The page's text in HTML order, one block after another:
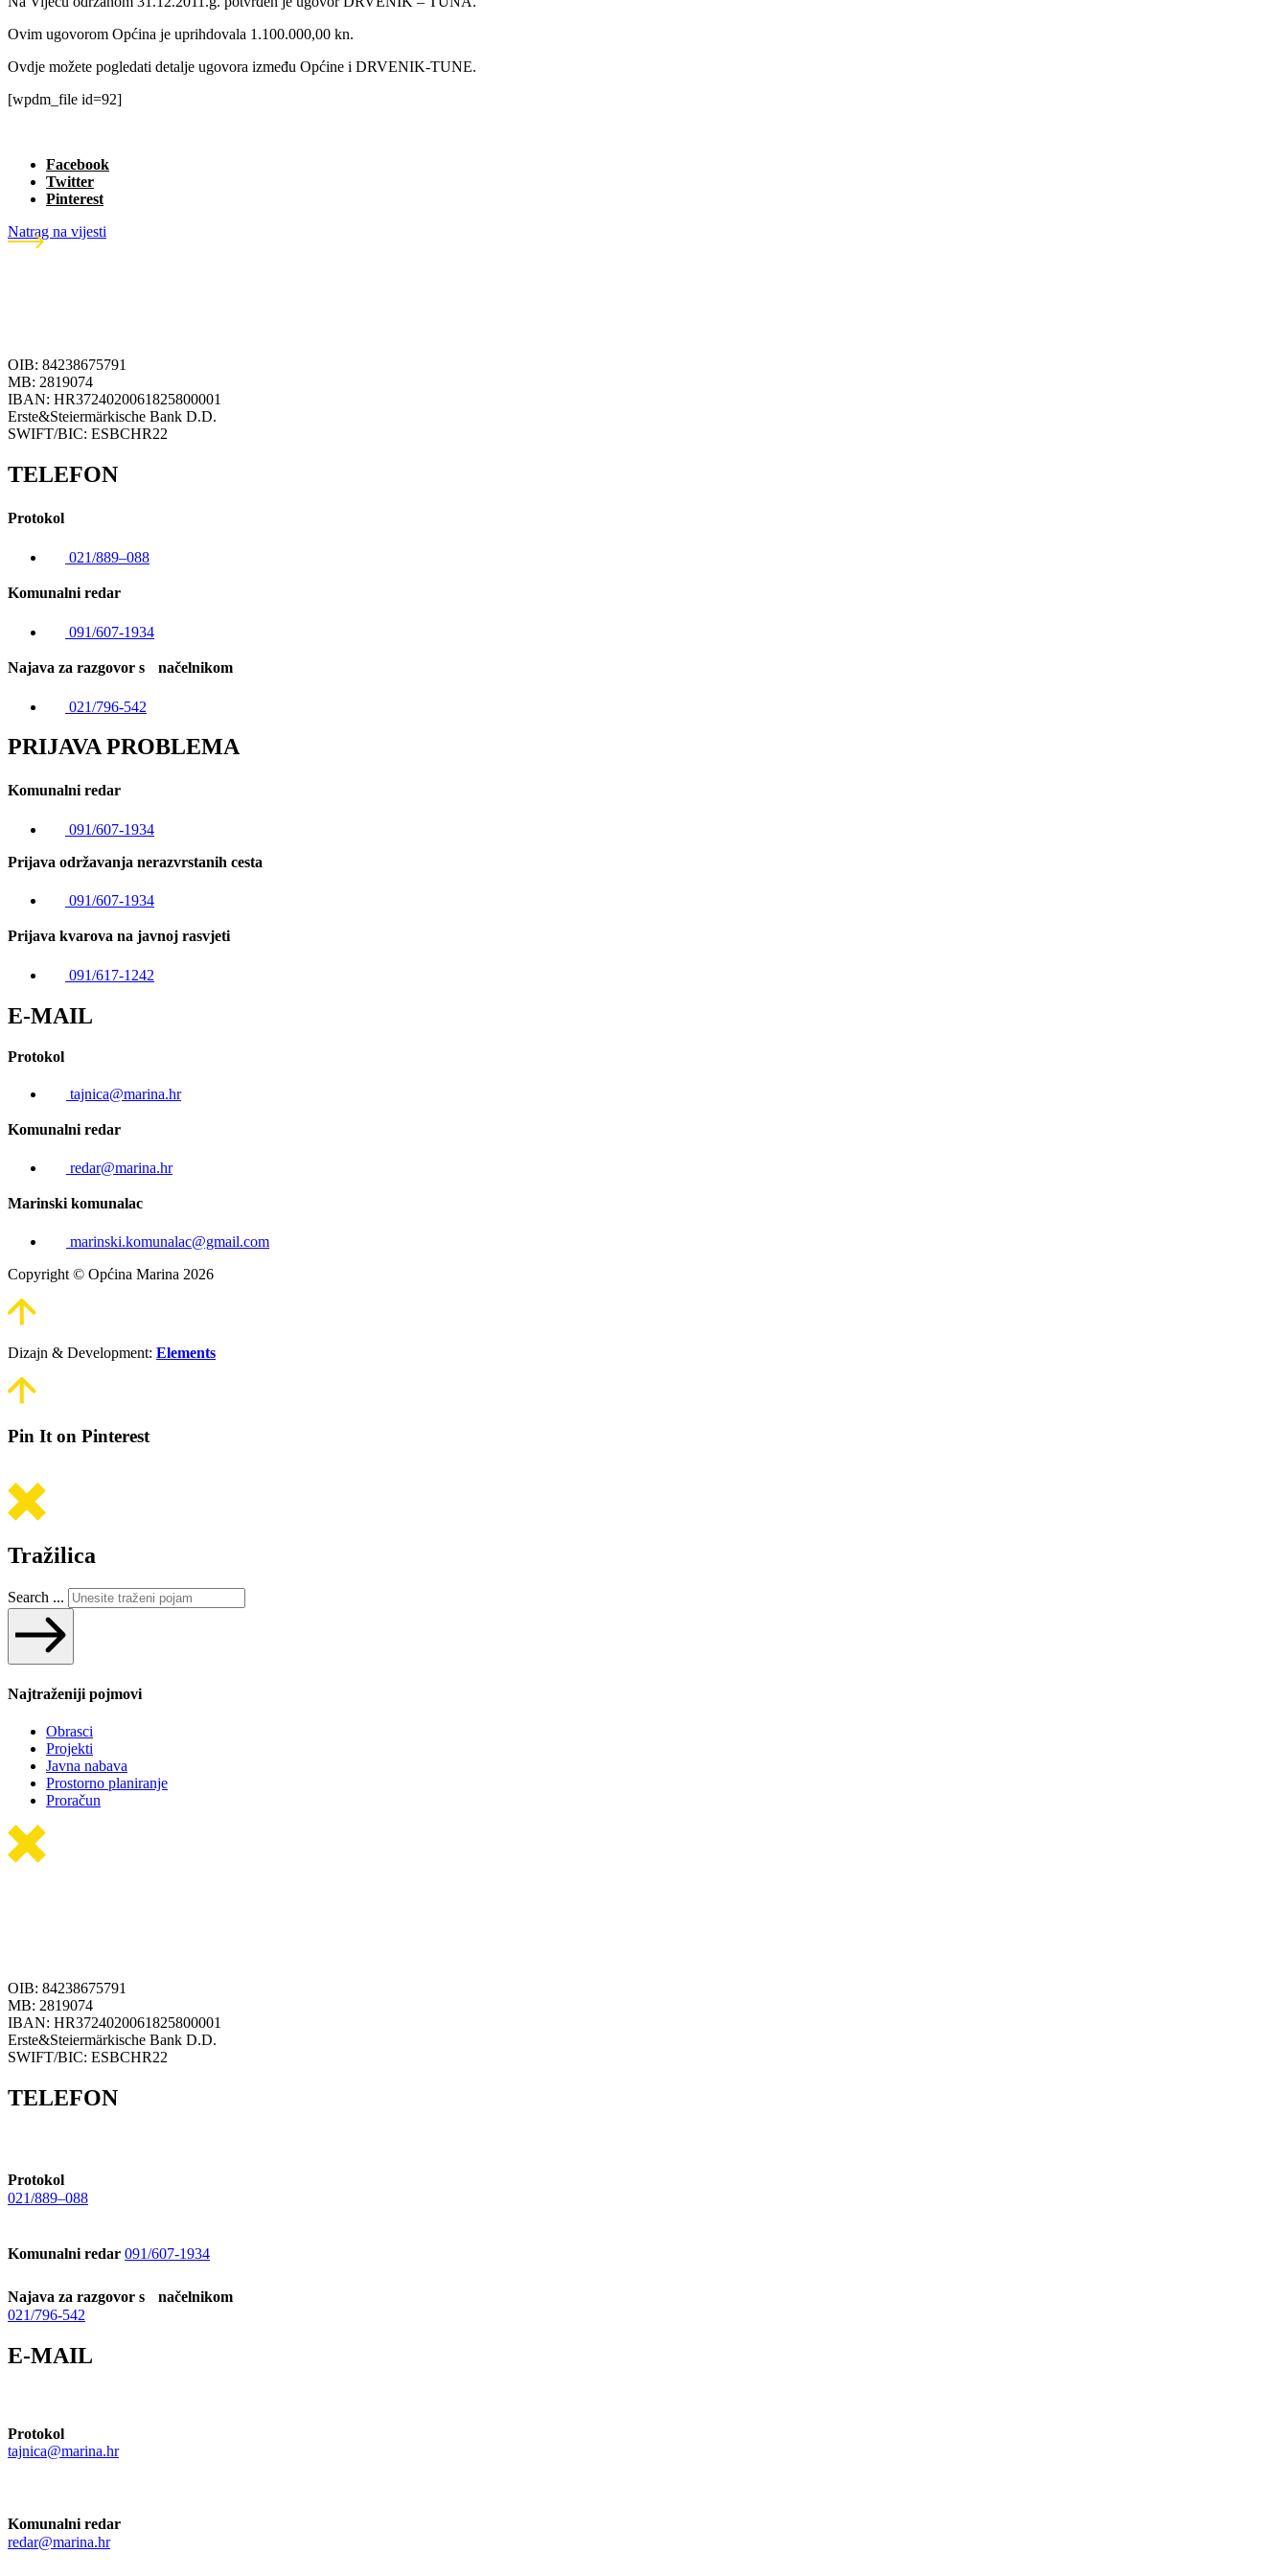
Ovim ugovorom Općina je uprihdovala 1.100.000,00 kn.
Ovdje možete pogledati detalje ugovora između Općine i DRVENIK-TUNE.
[wpdm_file id=92]
Facebook
Twitter
Pinterest
Natrag na vijesti
OIB: 84238675791
MB: 2819074
IBAN: HR3724020061825800001
Erste&Steiermärkische Bank D.D.
SWIFT/BIC: ESBCHR22
TELEFON
Protokol
021/889–088
Komunalni redar
091/607-1934
Najava za razgovor s načelnikom
021/796-542
PRIJAVA PROBLEMA
Komunalni redar
091/607-1934
Prijava održavanja nerazvrstanih cesta
091/607-1934
Prijava kvarova na javnoj rasvjeti
091/617-1242
E-MAIL
Protokol
tajnica@marina.hr
Komunalni redar
redar@marina.hr
Marinski komunalac
marinski.komunalac@gmail.com
Copyright © Općina Marina 2026
Dizajn & Development: Elements
Pin It on Pinterest
Tražilica
Search ...
Najtraženiji pojmovi
Obrasci
Projekti
Javna nabava
Prostorno planiranje
Proračun
OIB: 84238675791
MB: 2819074
IBAN: HR3724020061825800001
Erste&Steiermärkische Bank D.D.
SWIFT/BIC: ESBCHR22
TELEFON
Protokol
021/889–088
Komunalni redar 091/607-1934
Najava za razgovor s načelnikom
021/796-542
E-MAIL
Protokol
tajnica@marina.hr
Komunalni redar
redar@marina.hr